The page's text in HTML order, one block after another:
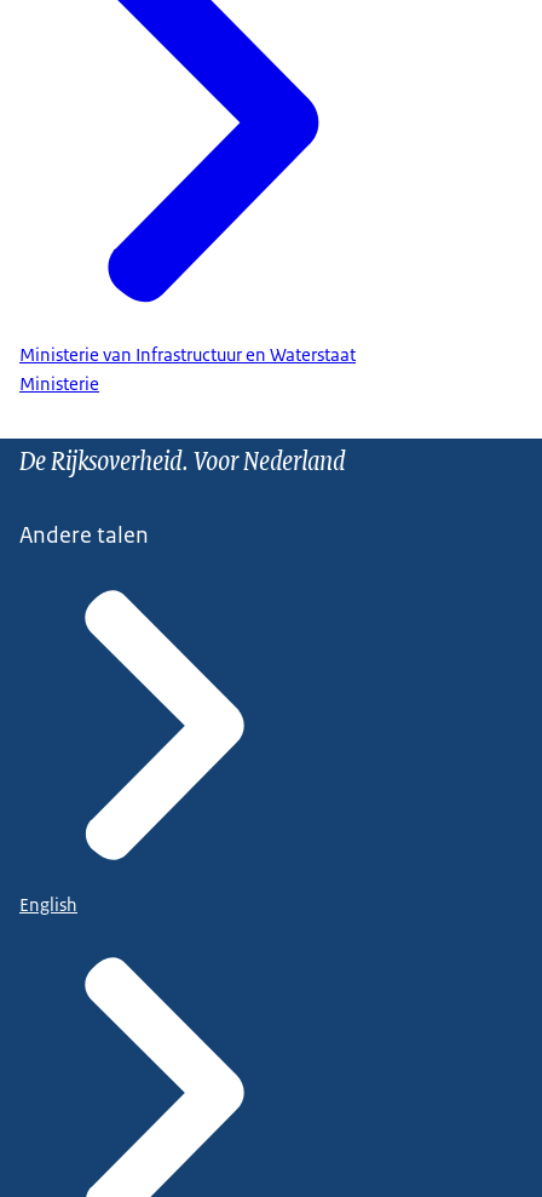
Ministerie van Infrastructuur en Waterstaat
Ministerie
De Rijksoverheid. Voor Nederland
Andere talen
English